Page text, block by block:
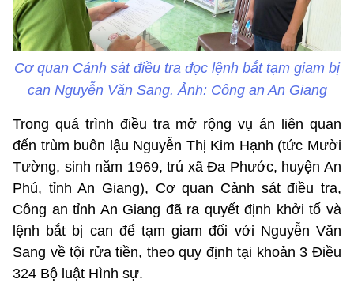
Cơ quan Cảnh sát điều tra đọc lệnh bắt tạm giam bị
can Nguyễn Văn Sang. Ảnh: Công an An Giang
Trong quá trình điều tra mở rộng vụ án liên quan
đến trùm buôn lậu Nguyễn Thị Kim Hạnh (tức Mười
Tường, sinh năm 1969, trú xã Đa Phước, huyện An
Phú, tỉnh An Giang), Cơ quan Cảnh sát điều tra,
Công an tỉnh An Giang đã ra quyết định khởi tố và
lệnh bắt bị can để tạm giam đối với Nguyễn Văn
Sang về tội rửa tiền, theo quy định tại khoản 3 Điều
324 Bộ luật Hình sự.